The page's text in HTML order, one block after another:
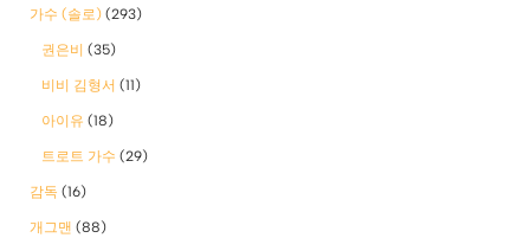
가수 (솔로) (293)
권은비 (35)
비비 김형서 (11)
아이유 (18)
트로트 가수 (29)
감독 (16)
개그맨 (88)